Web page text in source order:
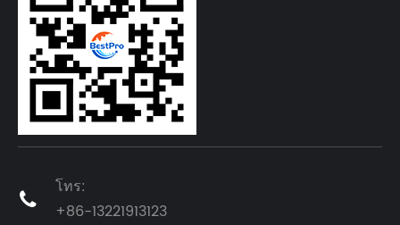

โทร:
+86-13221913123